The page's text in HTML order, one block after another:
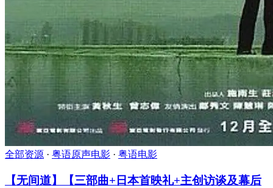
全部资源 · 粤语原声电影 · 粤语电影
【无间道】【三部曲+日本首映礼+主创访谈及幕后